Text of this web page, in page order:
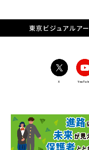
東京ビジュアルア
X